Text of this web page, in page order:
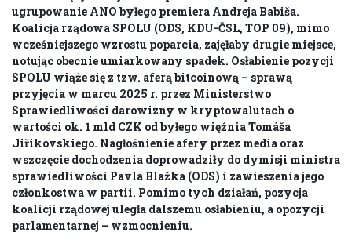
ugrupowanie ANO byłego premiera Andreja Babiša.
Koalicja rządowa SPOLU (ODS, KDU-ČSL, TOP 09), mimo
wcześniejszego wzrostu poparcia, zajęłaby drugie miejsce,
notując obecnie umiarkowany spadek. Osłabienie pozycji
SPOLU wiąże się z tzw. aferą bitcoinową – sprawą
przyjęcia w marcu 2025 r. przez Ministerstwo
Sprawiedliwości darowizny w kryptowalutach o
wartości ok. 1 mld CZK od byłego więźnia Tomáša
Jiřikovskiego. Nagłośnienie afery przez media oraz
wszczęcie dochodzenia doprowadziły do dymisji ministra
sprawiedliwości Pavla Blažka (ODS) i zawieszenia jego
członkostwa w partii. Pomimo tych działań, pozycja
koalicji rządowej uległa dalszemu osłabieniu, a opozycji
parlamentarnej – wzmocnieniu.